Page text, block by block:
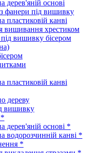
дерев'яній основі
фанери під вишивку
пластиковій канві
вишивання хрестиком
вишивку бісером
пластиковій канві
дереву
вишивку
дерев'яній основі *
водорозчинній канві *
*